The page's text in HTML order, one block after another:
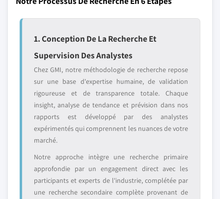
1. Conception De La Recherche Et
Supervision Des Analystes
Chez GMI, notre méthodologie de recherche repose
sur une base d'expertise humaine, de validation
rigoureuse et de transparence totale. Chaque
insight, analyse de tendance et prévision dans nos
rapports est développé par des analystes
expérimentés qui comprennent les nuances de votre
marché.
Notre approche intègre une recherche primaire
approfondie par un engagement direct avec les
participants et experts de l'industrie, complétée par
une recherche secondaire complète provenant de